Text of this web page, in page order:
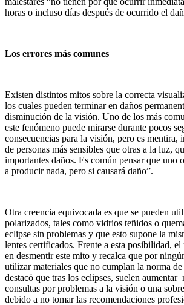
horas o incluso días después de ocurrido el
Los errores más comunes
Existen distintos mitos sobre la correcta
los cuales pueden terminar en daños
disminución de la visión. Uno de los más
este fenómeno puede mirarse durante pocos
consecuencias para la visión, pero es mentira,
de personas más sensibles que otras a la luz,
importantes daños. Es común pensar que uno
a producir nada, pero si causará daño”.
Otra creencia equivocada es que se pueden
polarizados, tales como vidrios teñidos o
eclipse sin problemas y que esto supone la
lentes certificados. Frente a esta posibilidad,
en desmentir este mito y recalca que por
utilizar materiales que no cumplan la norma
destacó que tras los eclipses, suelen aumentar
consultas por problemas a la visión o una
debido a no tomar las recomendaciones